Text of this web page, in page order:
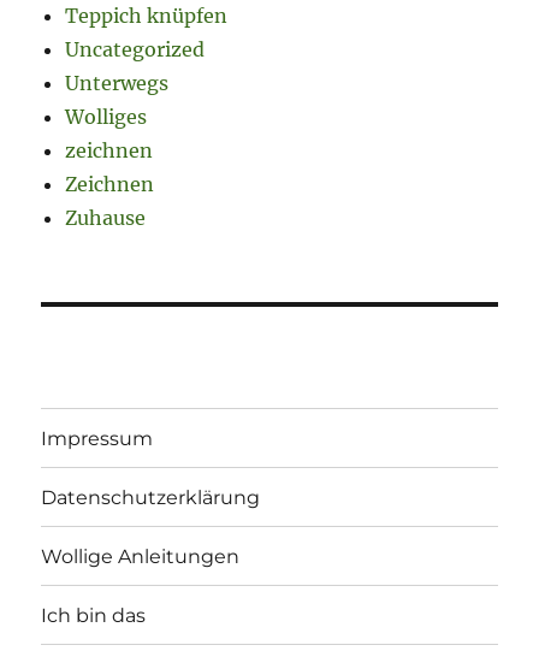
Teppich knüpfen
Uncategorized
Unterwegs
Wolliges
zeichnen
Zeichnen
Zuhause
Impressum
Datenschutzerklärung
Wollige Anleitungen
Ich bin das